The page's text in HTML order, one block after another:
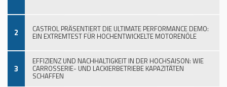
2 CASTROL PRÄSENTIERT DIE ULTIMATE PERFORMANCE DEMO:
EIN EXTREMTEST FÜR HOCHENTWICKELTE MOTORENÖLE
3
EFFIZIENZ UND NACHHALTIGKEIT IN DER HOCHSAISON: WIE
CARROSSERIE- UND LACKIERBETRIEBE KAPAZITÄTEN
SCHAFFEN